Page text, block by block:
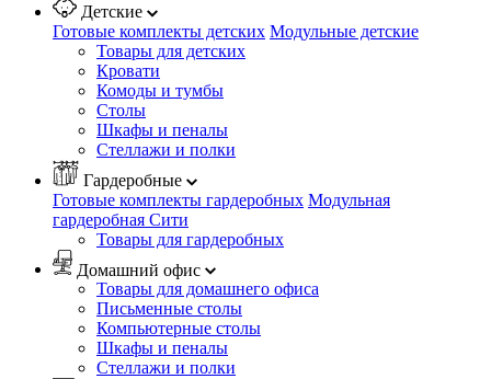
Детские
Готовые комплекты детских Модульные детские
Товары для детских
Кровати
Комоды и тумбы
Столы
Шкафы и пеналы
Стеллажи и полки
Гардеробные
Готовые комплекты гардеробных Модульная
гардеробная Сити
Товары для гардеробных
Домашний офис
Товары для домашнего офиса
Письменные столы
Компьютерные столы
Шкафы и пеналы
Стеллажи и полки